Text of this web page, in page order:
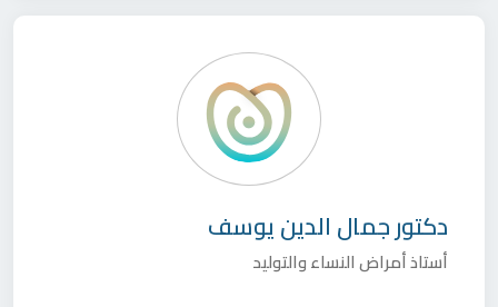
دكتورجمال الدين يوسف
أستاذ أمراض النساء والتوليد